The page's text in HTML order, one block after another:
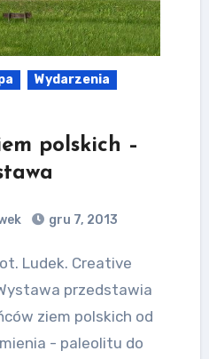
Wydarzenia
polskich –
gru 7, 2013
Ludek. Creative
przedstawia
ziem polskich od
- paleolitu do